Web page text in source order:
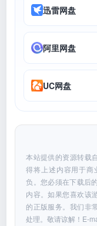
迅雷网盘
阿里网盘
UC网盘
本站提供的资源转载
得将上述内容用于商
负。您必须在下载后
内容。如果您喜欢该
的正版服务。我们非
处理。敬请谅解！E-